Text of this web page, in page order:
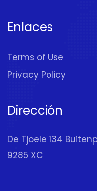
Enlaces
Terms of Use
Privacy Policy
Dirección
De Tjoele 134
9285 XC